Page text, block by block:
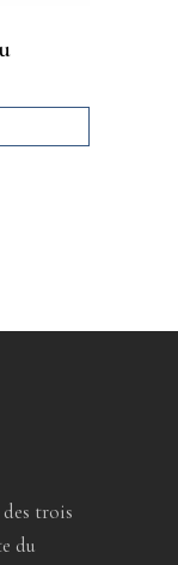
trois
du